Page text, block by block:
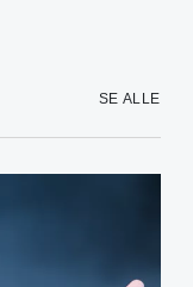
SE ALLE